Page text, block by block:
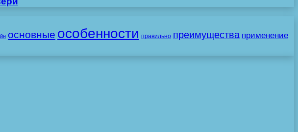
основные особенности правильно преимущества применение